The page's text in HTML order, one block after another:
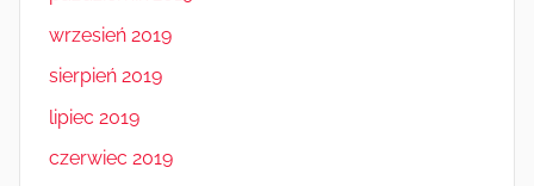
wrzesień 2019
sierpień 2019
lipiec 2019
czerwiec 2019